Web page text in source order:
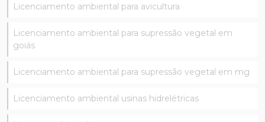
Licenciamento ambiental para avicultura
Licenciamento ambiental para supressão vegetal em
goiás
Licenciamento ambiental para supressão vegetal em mg
Licenciamento ambiental usinas hidrelétricas